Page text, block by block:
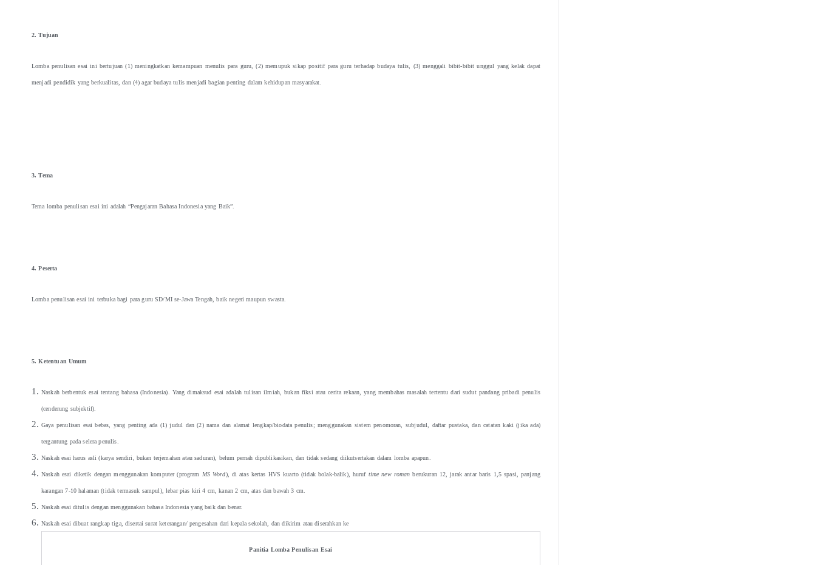
2. Tujuan
Lomba penulisan esai ini bertujuan (1) meningkatkan kemampuan menulis para guru, (2) memupuk sikap positif para guru terhadap budaya tulis, (3) menggali bibit-bibit unggul yang kelak dapat
menjadi pendidik yang berkualitas, dan (4) agar budaya tulis menjadi bagian penting dalam kehidupan masyarakat.
3. Tema
Tema lomba penulisan esai ini adalah “Pengajaran Bahasa Indonesia yang Baik”.
4. Peserta
Lomba penulisan esai ini terbuka bagi para guru SD/MI se-Jawa Tengah, baik negeri maupun swasta.
5. Ketentuan Umum
Naskah berbentuk esai tentang bahasa (Indonesia). Yang dimaksud esai adalah tulisan ilmiah, bukan fiksi atau cerita rekaan, yang membahas masalah tertentu dari sudut pandang pribadi penulis
(cenderung subjektif).
Gaya penulisan esai bebas, yang penting ada (1) judul dan (2) nama dan alamat lengkap/biodata penulis; menggunakan sistem penomoran, subjudul, daftar pustaka, dan catatan kaki (jika ada)
tergantung pada selera penulis.
Naskah esai harus asli (karya sendiri, bukan terjemahan atau saduran), belum pernah dipublikasikan, dan tidak sedang diikutsertakan dalam lomba apapun.
Naskah esai diketik dengan menggunakan komputer (program MS Word), di atas kertas HVS kuarto (tidak bolak-balik), huruftime new roman berukuran 12, jarak antar baris 1,5 spasi, panjang
karangan 7-10 halaman (tidak termasuk sampul), lebar pias kiri 4 cm, kanan 2 cm, atas dan bawah 3 cm.
Naskah esai ditulis dengan menggunakan bahasa Indonesia yang baik dan benar.
Naskah esai dibuat rangkap tiga, disertai surat keterangan/ pengesahan dari kepala sekolah, dan dikirim atau diserahkan ke
Panitia Lomba Penulisan Esai